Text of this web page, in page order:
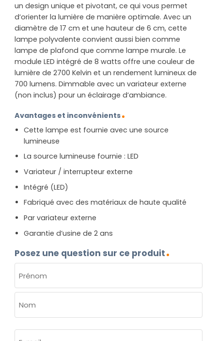
un design unique et pivotant, ce qui vous permet
d’orienter la lumière de manière optimale. Avec un
diamètre de 17 cm et une hauteur de 6 cm, cette
lampe polyvalente convient aussi bien comme
lampe de plafond que comme lampe murale. Le
module LED intégré de 8 watts offre une couleur de
lumière de 2700 Kelvin et un rendement lumineux de
700 lumens. Dimmable avec un variateur externe
(non inclus) pour un éclairage d’ambiance.
Avantages et inconvénients
Cette lampe est fournie avec une source
lumineuse
La source lumineuse fournie : LED
Variateur / interrupteur externe
Intégré (LED)
Fabriqué avec des matériaux de haute qualité
Par variateur externe
Garantie d’usine de 2 ans
Posez une question sur ce produit
(NÉCESSAIRE)
Prénom